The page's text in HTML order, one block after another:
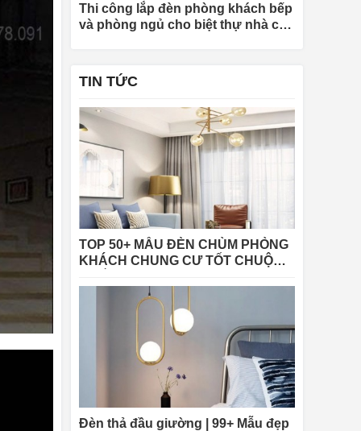
Thi công lắp đèn phòng khách bếp
và phòng ngủ cho biệt thự nhà chị
TIN TỨC
TOP 50+ MẪU ĐÈN CHÙM PHÒNG
KHÁCH CHUNG CƯ TỐT CHUỘNG
Đèn thả đầu giường | 99+ Mẫu đẹp